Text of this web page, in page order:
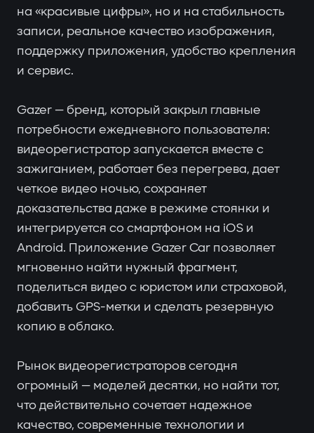
на «красивые цифры», но и на стабильность
записи, реальное качество изображения,
поддержку приложения, удобство крепления
и сервис.
Gazer — бренд, который закрыл главные
потребности ежедневного пользователя:
видеорегистратор запускается вместе с
зажиганием, работает без перегрева, дает
четкое видео ночью, сохраняет
доказательства даже в режиме стоянки и
интегрируется со смартфоном на iOS и
Android. Приложение Gazer Car позволяет
мгновенно найти нужный фрагмент,
поделиться видео с юристом или страховой,
добавить GPS-метки и сделать резервную
копию в облако.
Рынок видеорегистраторов сегодня
огромный — моделей десятки, но найти тот,
что действительно сочетает надежное
качество, современные технологии и